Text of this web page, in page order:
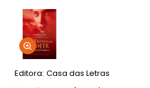
Editora: Casa das Letras